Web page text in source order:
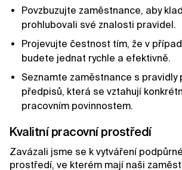
Povzbuzujte zaměstnance, aby
prohlubovali své znalosti pravidel.
Projevujte čestnost tím, že v
budete jednat rychle a efektivně.
Seznamte zaměstnance s pravidly
předpisů, která se vztahují
pracovním povinnostem.
Kvalitní pracovní prostředí
Zavázali jsme se k vytváření
prostředí, ve kterém mají naši